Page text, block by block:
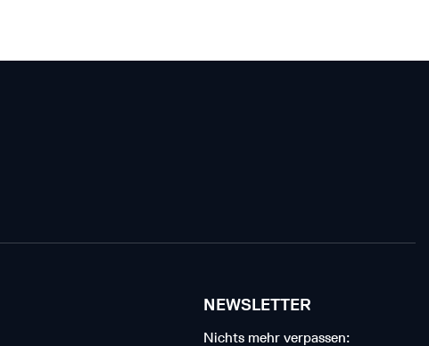
NEWSLETTER
Nichts mehr verpassen: